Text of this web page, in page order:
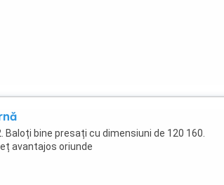
Baloți bine presați cu dimensiuni de 120 160.
avantajos oriunde